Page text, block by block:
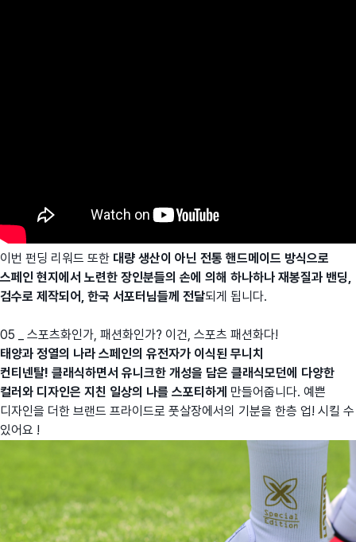
이번 펀딩 리워드 또한 대량 생산이 아닌 전통 핸드메이드 방식으로
스페인 현지에서 노련한 장인분들의 손에 의해 하나하나 재봉질과 밴딩,
검수로 제작되어, 한국 서포터님들께 전달되게 됩니다.
05 _ 스포츠화인가, 패션화인가? 이건, 스포츠 패션화다!
태양과 정열의 나라 스페인의 유전자가 이식된 무니치
컨티넨탈! 클래식하면서 유니크한 개성을 담은 클래식모던에 다양한
컬러와 디자인은 지친 일상의 나를 스포티하게 만들어줍니다. 예쁜
디자인을 더한 브랜드 프라이드로 풋살장에서의 기분을 한층 업! 시킬 수
있어요 !